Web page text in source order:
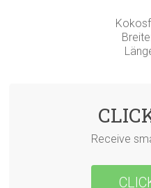
Receive